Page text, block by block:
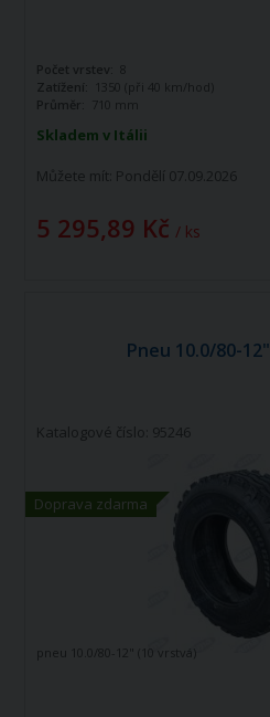
Skladem v Itálii
Můžete mít: Pondělí 07.09.2026
5 295,89 Kč / ks
Počet vrstev:
Zatížení:
1350 (při 40 km/hod)
Průměr:
710 mm
Pneu 10.0/80-
Doprava zdarma
Katalogové číslo: 95246
pneu 10.0/80-12" (10 vrstvá)